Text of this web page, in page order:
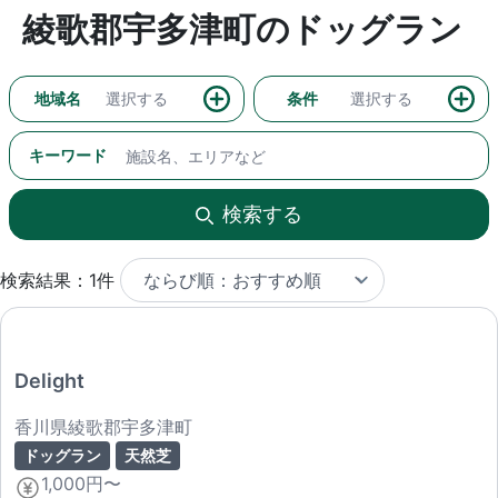
綾歌郡宇多津町のドッグラン
地域名 選択する 条件 選択する
キーワード
検索する
検索結果：1件
Delight
香川県綾歌郡宇多津町
ドッグラン 天然芝
1,000円〜